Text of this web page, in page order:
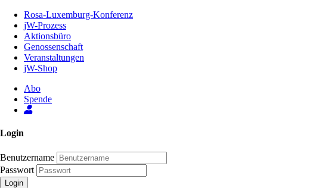
Inhalt
Seite
Rosa-Luxemburg-Konferenz
jW-Prozess
Aktionsbüro
Genossenschaft
Veranstaltungen
jW-Shop
Abo
Spende
Login
Benutzername
Passwort
Login